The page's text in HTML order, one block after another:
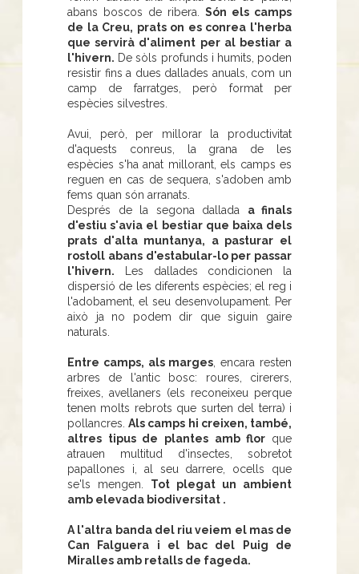
abans boscos de ribera. Són els camps
de la Creu, prats on es conrea l'herba
que servirà d'aliment per al bestiar a
l'hivern. De sòls profunds i humits, poden
resistir fins a dues dallades anuals, com un
camp de farratges, però format per
espècies silvestres.
Avui, però, per millorar la productivitat
d'aquests conreus, la grana de les
espècies s'ha anat millorant, els camps es
reguen en cas de sequera, s'adoben amb
fems quan són arranats.
Després de la segona dallada a finals
d'estiu s'avia el bestiar que baixa dels
prats d'alta muntanya, a pasturar el
rostoll abans d'estabular-lo per passar
l'hivern. Les dallades condicionen la
dispersió de les diferents espècies; el reg i
l'adobament, el seu desenvolupament. Per
això ja no podem dir que siguin gaire
naturals.
Entre camps, als marges , encara resten
arbres de l'antic bosc: roures, cirerers,
freixes, avellaners (els reconeixeu perque
tenen molts rebrots que surten del terra) i
pollancres.Als camps hi creixen, també,
altres tipus de plantes amb flor que
atrauen multitud d'insectes, sobretot
papallones i, al seu darrere, ocells que
se'ls mengen. Tot plegat un ambient
amb elevada biodiversitat .
A l'altra banda del riu veiem el mas de
Can Falguera i el bac del Puig de
Miralles amb retalls de fageda.